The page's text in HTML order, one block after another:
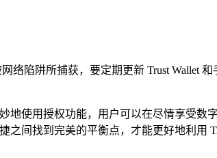
陷阱所捕获，要定期更新 Trust Wallet
地使用授权功能，用户可以在尽情享受
间找到完美的平衡点，才能更好地利用